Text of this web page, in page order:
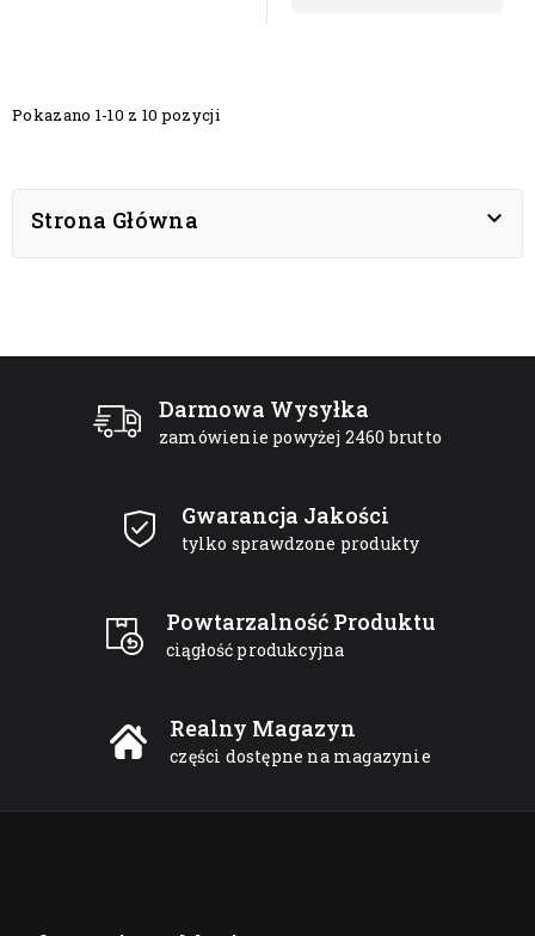
Pokazano 1-10 z 10 pozycji
Strona Główna 
Darmowa Wysyłka
zamówienie powyżej 2460 brutto
Gwarancja Jakości
tylko sprawdzone produkty
Powtarzalność Produktu
ciągłość produkcyjna
Realny Magazyn
części dostępne na magazynie